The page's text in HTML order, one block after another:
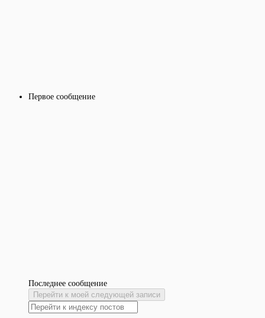
Первое сообщение
Последнее сообщение
Перейти к моей следующей записи